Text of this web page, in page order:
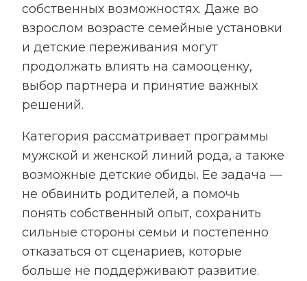
собственных возможностях. Даже во
взрослом возрасте семейные установки
и детские переживания могут
продолжать влиять на самооценку,
выбор партнера и принятие важных
решений.
Категория рассматривает программы
мужской и женской линий рода, а также
возможные детские обиды. Ее задача —
не обвинить родителей, а помочь
понять собственный опыт, сохранить
сильные стороны семьи и постепенно
отказаться от сценариев, которые
больше не поддерживают развитие.